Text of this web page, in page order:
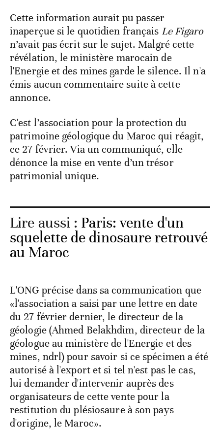
Cette information aurait pu passer
inaperçue si le quotidien français Le Figaro
n’avait pas écrit sur le sujet. Malgré cette
révélation, le ministère marocain de
l'Energie et des mines garde le silence. Il n'a
émis aucun commentaire suite à cette
annonce.
C'est l’association pour la protection du
patrimoine géologique du Maroc qui réagit,
ce 27 février. Via un communiqué, elle
dénonce la mise en vente d’un trésor
patrimonial unique.
Lire aussi : Paris: vente d'un
squelette de dinosaure retrouvé
au Maroc
L'ONG précise dans sa communication que
«l'association a saisi par une lettre en date
du 27 février dernier, le directeur de la
géologie (Ahmed Belakhdim, directeur de la
géologue au ministère de l'Energie et des
mines, ndrl) pour savoir si ce spécimen a été
autorisé à l'export et si tel n'est pas le cas,
lui demander d'intervenir auprès des
organisateurs de cette vente pour la
restitution du plésiosaure à son pays
d'origine, le Maroc».